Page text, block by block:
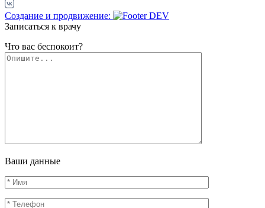
Создание и продвижение:
Записаться к врачу
Что вас беспокоит?
Ваши данные